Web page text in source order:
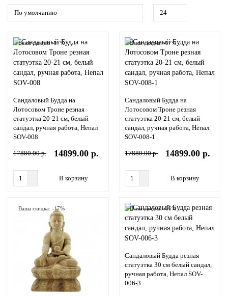
Ваша скидка: -17%
Сандаловый Будда на
Лотосовом Троне резная
статуэтка 20-21 см, белый
сандал, ручная работа, Непал
SOV-008
17880.00 р. 14899.00 р.
В корзину
Ваша скидка: -17%
Сандаловый Будда на
Лотосовом Троне резная
статуэтка 20-21 см, белый
сандал, ручная работа, Непал
SOV-008-1
17880.00 р. 14899.00 р.
В корзину
Ваша скидка: -17% Ваша скидка: -16%
Сандаловый Будда резная
статуэтка 30 см белый сандал,
ручная работа, Непал SOV-
006-3